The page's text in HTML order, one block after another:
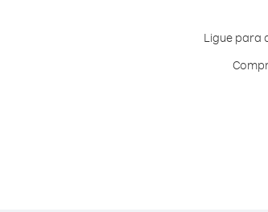
Ligue para